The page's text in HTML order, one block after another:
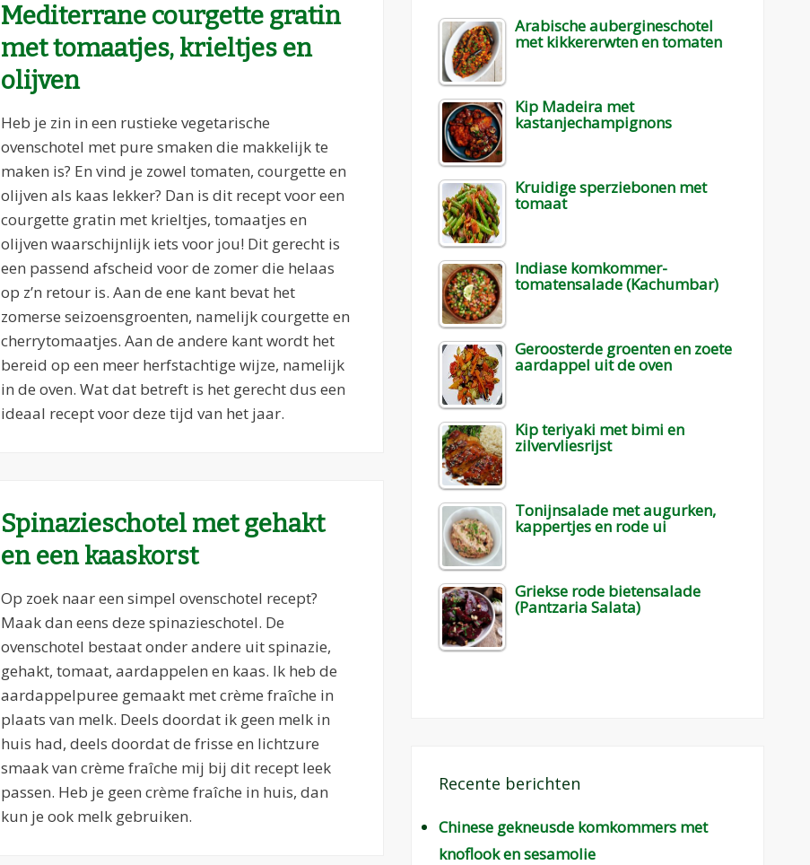
Mediterrane courgette gratin
met tomaatjes, krieltjes en
olijven
Heb je zin in een rustieke vegetarische
ovenschotel met pure smaken die makkelijk te
maken is? En vind je zowel tomaten, courgette en
olijven als kaas lekker? Dan is dit recept voor een
courgette gratin met krieltjes, tomaatjes en
olijven waarschijnlijk iets voor jou! Dit gerecht is
een passend afscheid voor de zomer die helaas
op z’n retour is. Aan de ene kant bevat het
zomerse seizoensgroenten, namelijk courgette en
cherrytomaatjes. Aan de andere kant wordt het
bereid op een meer herfstachtige wijze, namelijk
in de oven. Wat dat betreft is het gerecht dus een
ideaal recept voor deze tijd van het jaar.
Spinazieschotel met gehakt
en een kaaskorst
Op zoek naar een simpel ovenschotel recept?
Maak dan eens deze spinazieschotel. De
ovenschotel bestaat onder andere uit spinazie,
gehakt, tomaat, aardappelen en kaas. Ik heb de
aardappelpuree gemaakt met crème fraîche in
plaats van melk. Deels doordat ik geen melk in
huis had, deels doordat de frisse en lichtzure
smaak van crème fraîche mij bij dit recept leek
passen. Heb je geen crème fraîche in huis, dan
kun je ook melk gebruiken.
Arabische aubergineschotel
met kikkererwten en tomaten
Kip Madeira met
kastanjechampignons
Kruidige sperziebonen met
tomaat
Indiase komkommer-
tomatensalade (Kachumbar)
Geroosterde groenten en zoete
aardappel uit de oven
Kip teriyaki met bimi en
zilvervliesrijst
Tonijnsalade met augurken,
kappertjes en rode ui
Griekse rode bietensalade
(Pantzaria Salata)
Recente berichten
Chinese gekneusde komkommers met
knoflook en sesamolie